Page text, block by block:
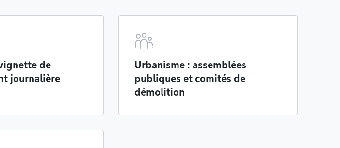
de
journalière
Urbanisme : assemblées
publiques et comités de
démolition